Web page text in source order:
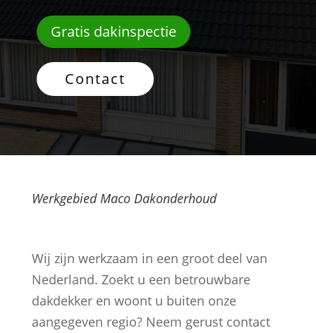
Gratis dakinspectie
Contact
Werkgebied Maco Dakonderhoud
Wij zijn werkzaam in een groot deel van
Nederland. Zoekt u een betrouwbare
dakdekker en woont u buiten onze
aangegeven regio? Neem gerust contact